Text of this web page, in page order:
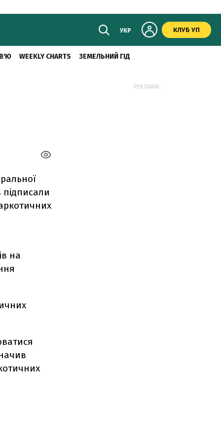
УКР КЛУБ УП
WEEKLY CHARTS ЗЕМЕЛЬНИЙ ГІД
підписали
на
РЕКЛАМА: